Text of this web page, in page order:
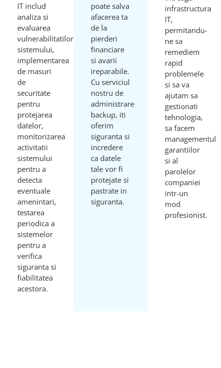
IT includ
analiza si
evaluarea
vulnerabilitatilor
sistemului,
implementarea
de masuri
de
securitate
pentru
protejarea
datelor,
monitorizarea
activitatii
sistemului
pentru a
detecta
eventuale
amenintari,
testarea
periodica a
sistemelor
pentru a
verifica
siguranta si
fiabilitatea
acestora.
poate salva
afacerea ta
de la
pierderi
financiare
si avarii
ireparabile.
Cu serviciul
nostru de
administrare
backup, iti
oferim
siguranta si
incredere
ca datele
tale vor fi
protejate si
pastrate in
siguranta.
infrastructura
IT,
permitandu-
ne sa
remediem
rapid
problemele
si sa va
ajutam sa
gestionati
tehnologia,
sa facem
managementul
garantiilor
si al
parolelor
companiei
intr-un
mod
profesionist.